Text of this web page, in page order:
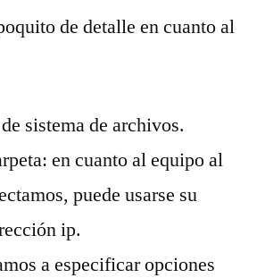
de detalle en cuanto al
sistema de archivos.
en cuanto al equipo al
puede usarse su
ip.
a especificar opciones